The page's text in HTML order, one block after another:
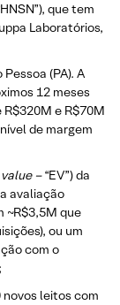
que tem
Laboratórios,
(PA). A
12 meses
e R$70M
de margem
–“EV”) da
avaliação
~R$3,5M que
ou um
com o
novos leitos com